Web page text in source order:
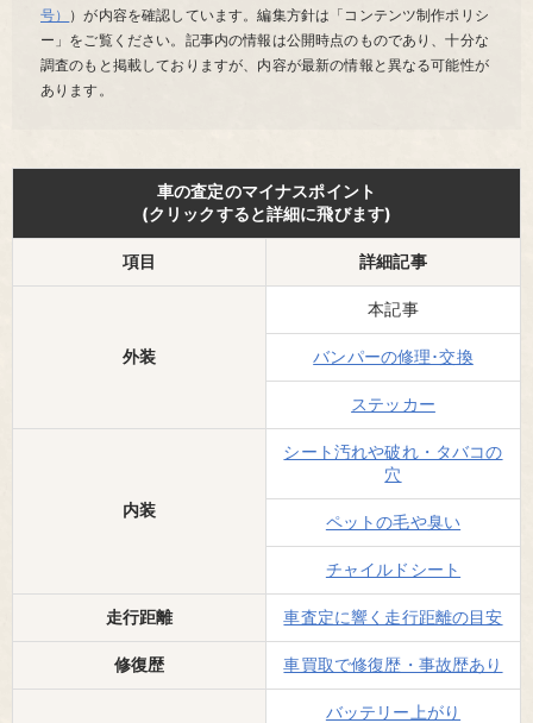
号） ）が内容を確認しています。編集方針は「コンテンツ制作ポリシ
ー」をご覧ください。 記事内の情報は公開時点のものであり、十分な
調査のもと掲載しておりますが、内容が最新の情報と異なる可能性が
あります。
車の査定のマイナスポイント
(クリックすると詳細に飛びます)
項目 詳細記事
外装
本記事
バンパーの修理･交換
ステッカー
内装
シート汚れや破れ・タバコの
穴
ペットの毛や臭い
チャイルドシート
走行距離 車査定に響く走行距離の目安
修復歴 車買取で修復歴・事故歴あり
バッテリー上がり